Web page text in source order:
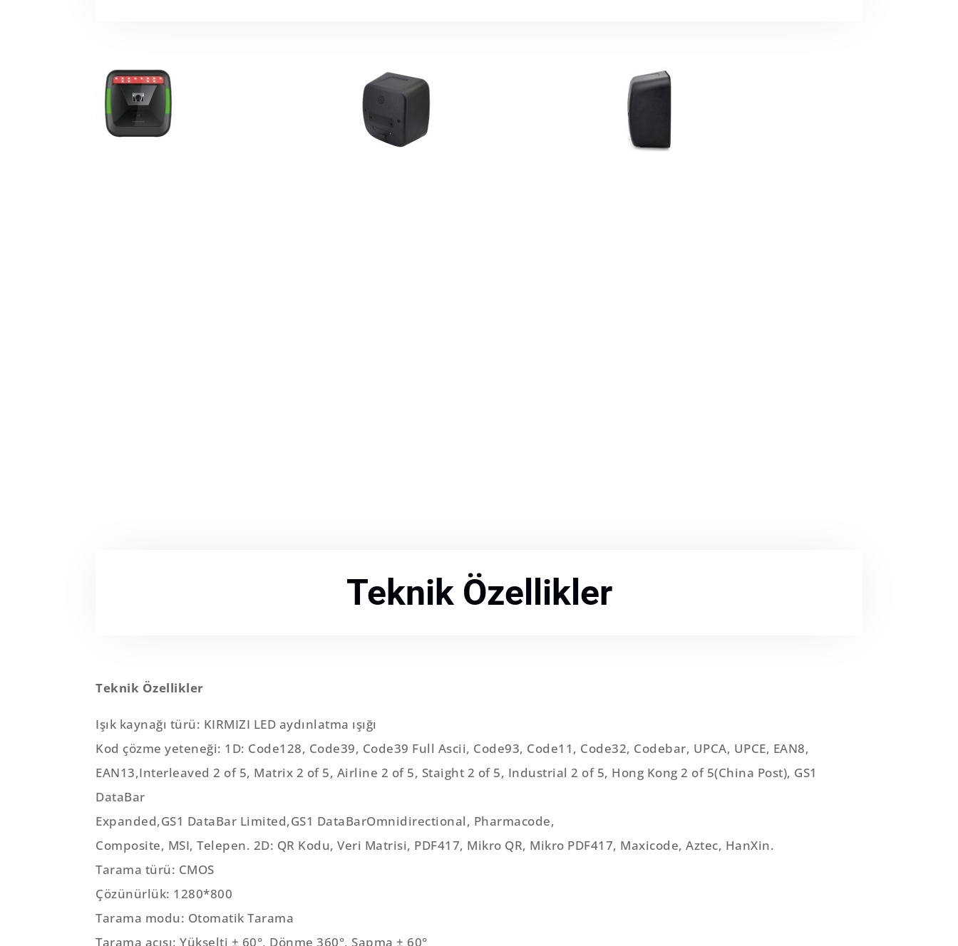
Teknik Özellikler
Teknik Özellikler
Işık kaynağı türü: KIRMIZI LED aydınlatma ışığı
Kod çözme yeteneği: 1D: Code128, Code39, Code39 Full Ascii, Code93, Code11, Code32, Codebar, UPCA, UPCE, EAN8,
EAN13,Interleaved 2 of 5, Matrix 2 of 5, Airline 2 of 5, Staight 2 of 5, Industrial 2 of 5, Hong Kong 2 of 5(China Post), GS1
DataBar
Expanded,GS1 DataBar Limited,GS1 DataBarOmnidirectional, Pharmacode,
Composite, MSI, Telepen. 2D: QR Kodu, Veri Matrisi, PDF417, Mikro QR, Mikro PDF417, Maxicode, Aztec, HanXin.
Tarama türü: CMOS
Çözünürlük: 1280*800
Tarama modu: Otomatik Tarama
Tarama açısı: Yükselti ± 60°, Dönme 360°, Sapma ± 60°